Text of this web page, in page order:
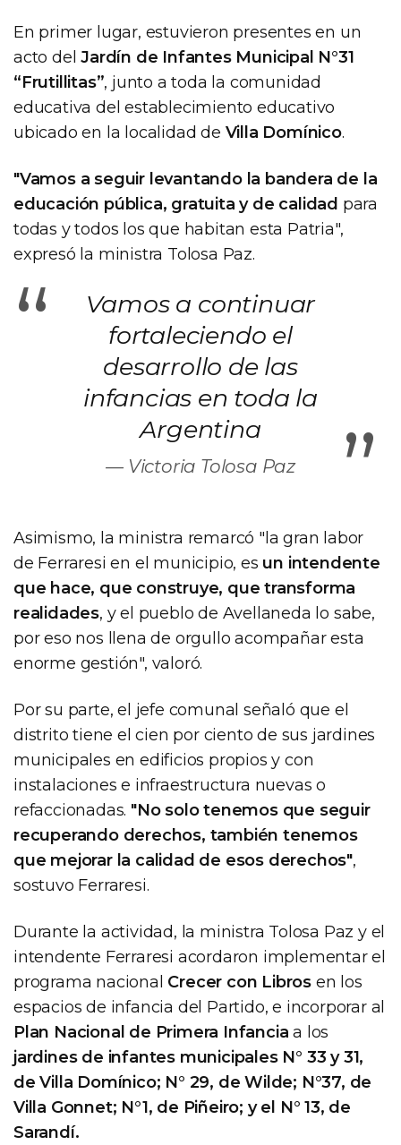
En primer lugar, estuvieron presentes en un
acto delJardín de Infantes Municipal N°31
“Frutillitas”, junto a toda la comunidad
educativa del establecimiento educativo
ubicado en la localidad de Villa Domínico.
"Vamos a seguir levantando la bandera de la
educación pública, gratuita y de calidad para
todas y todos los que habitan esta Patria",
expresó la ministra Tolosa Paz.
“
Vamos a continuar
fortaleciendo el
desarrollo de las
infancias en toda la
Argentina
”
Victoria Tolosa Paz
Asimismo, la ministra remarcó "la gran labor
de Ferraresi en el municipio, es un intendente
que hace, que construye, que transforma
realidades, y el pueblo de Avellaneda lo sabe,
por eso nos llena de orgullo acompañar esta
enorme gestión", valoró.
Por su parte, el jefe comunal señaló que el
distrito tiene el cien por ciento de sus jardines
municipales en edificios propios y con
instalaciones e infraestructura nuevas o
refaccionadas. "No solo tenemos que seguir
recuperando derechos, también tenemos
que mejorar la calidad de esos derechos",
sostuvo Ferraresi.
Durante la actividad, la ministra Tolosa Paz y el
intendente Ferraresi acordaron implementar el
programa nacional Crecer con Libros en los
espacios de infancia del Partido, e incorporar al
Plan Nacional de Primera Infancia a los
jardines de infantes municipales N° 33 y 31,
de Villa Domínico; N° 29, de Wilde; N°37, de
Villa Gonnet; N°1, de Piñeiro; y el N° 13, de
Sarandí.